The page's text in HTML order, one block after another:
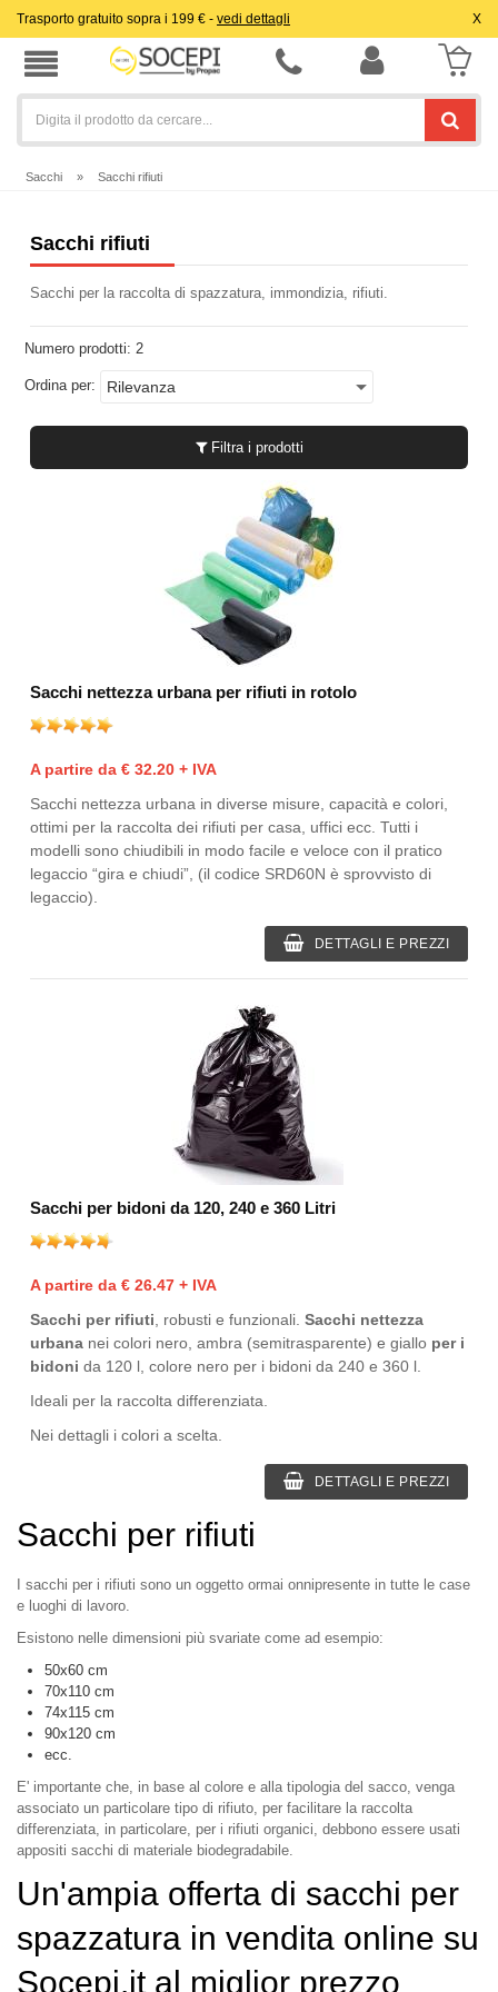
Trasporto gratuito sopra i 199 € - vedi dettagli X
Sacchi » Sacchi rifiuti
Sacchi rifiuti
Sacchi per la raccolta di spazzatura, immondizia, rifiuti.
Numero prodotti: 2
Ordina per:
Filtra i prodotti
Sacchi nettezza urbana per rifiuti in rotolo
A partire da € 32.20 + IVA
Sacchi nettezza urbana in diverse misure, capacità e colori,
ottimi per la raccolta dei rifiuti per casa, uffici ecc. Tutti i
modelli sono chiudibili in modo facile e veloce con il pratico
legaccio “gira e chiudi”, (il codice SRD60N è sprovvisto di
legaccio).
DETTAGLI E PREZZI
Sacchi per bidoni da 120, 240 e 360 Litri
A partire da € 26.47 + IVA
Sacchi per rifiuti , robusti e funzionali. Sacchi nettezza
urbana nei colori nero, ambra (semitrasparente) e giallo per i
bidoni da 120 l, colore nero per i bidoni da 240 e 360 l.
Ideali per la raccolta differenziata.
Nei dettagli i colori a scelta.
DETTAGLI E PREZZI
Sacchi per rifiuti
I sacchi per i rifiuti sono un oggetto ormai onnipresente in tutte le case
e luoghi di lavoro.
Esistono nelle dimensioni più svariate come ad esempio:
50x60 cm
70x110 cm
74x115 cm
90x120 cm
ecc.
E' importante che, in base al colore e alla tipologia del sacco, venga
associato un particolare tipo di rifiuto, per facilitare la raccolta
differenziata, in particolare, per i rifiuti organici, debbono essere usati
appositi sacchi di materiale biodegradabile.
Un'ampia offerta di sacchi per
spazzatura in vendita online su
Socepi.it al miglior prezzo